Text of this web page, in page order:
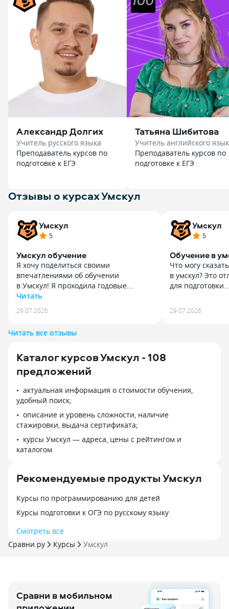
Александр Долгих
Учитель русского языка
Преподаватель курсов по
подготовке к ЕГЭ
Татьяна Шибитова
Учитель английского
Преподаватель курсов по
подготовке к ЕГЭ
Отзывы о курсах Умскул
Умскул
5
Умскул обучение
Я хочу поделиться своими
впечатлениями об обучении
в Умскул! Я проходила годовые...
Читать
Я хочу поделиться своими
впечатлениями об обучении
по базовой математике, истории,
и хочу сказать, что всё было просто
замечательно! Учителя объясняют
понятно и качественно доносят
материал, все удобно
структурировано. Благодаря таким
в школе, я ощутила, что мои знания
стали намного лучше, и по итогу
результаты были выше моих
ожиданий!
29.07.2026
Умскул
5
Обучение в
Что могу
в умскул? Это
для
в умскул? Это
для
на 71,75 и 91.
по русскому
что хотелось
29.07.2026
Читать все отзывы
Каталог курсов Умскул - 108
предложений
актуальная информация о стоимости обучения,
удобный поиск;
описание и уровень сложности, наличие
стажировки, выдача сертификата;
курсы Умскул — адреса, цены с рейтингом и
каталогом.
Рекомендуемые продукты Умскул
Курсы по программированию для детей
Курсы подготовки к ОГЭ по русскому языку
Смотреть все
Сравни.ру
Курсы Умскул
Сравни в мобильном